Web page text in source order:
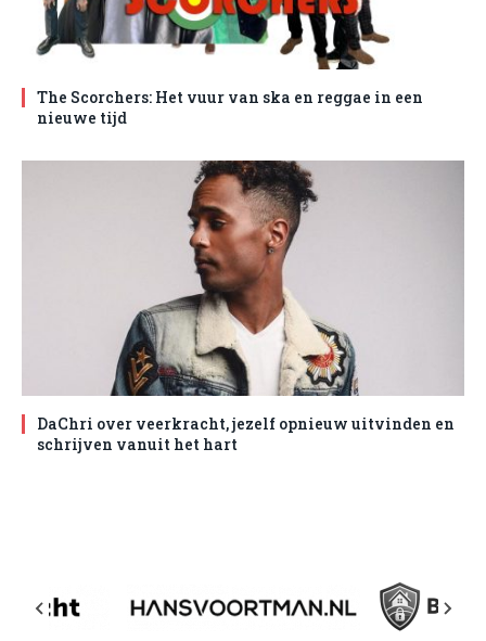
The Scorchers: Het vuur van ska en reggae in een
nieuwe tijd
DaChri over veerkracht, jezelf opnieuw uitvinden en
schrijven vanuit het hart